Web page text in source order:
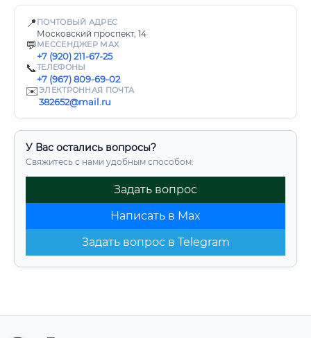
📍 ПОЧТОВЫЙ АДРЕС
Московский проспект, 14
💬 МЕССЕНДЖЕР MAX
+7 (920) 211-67-25
📞ТЕЛЕФОНЫ
+7 (967) 809-69-02
✉️ЭЛЕКТРОННАЯ ПОЧТА
382652@mail.ru
У Вас остались вопросы?
Свяжитесь с нами удобным способом:
Задать вопрос
Написать в Max
Задать вопрос в Telegram